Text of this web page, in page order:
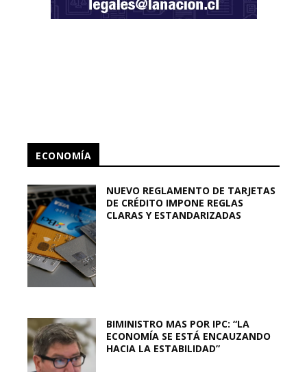
ECONOMÍA
NUEVO REGLAMENTO DE TARJETAS
DE CRÉDITO IMPONE REGLAS
CLARAS Y ESTANDARIZADAS
BIMINISTRO MAS POR IPC: “LA
ECONOMÍA SE ESTÁ ENCAUZANDO
HACIA LA ESTABILIDAD”